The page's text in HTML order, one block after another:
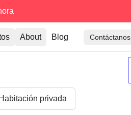
About Blog Contáctanos
Habitación privada